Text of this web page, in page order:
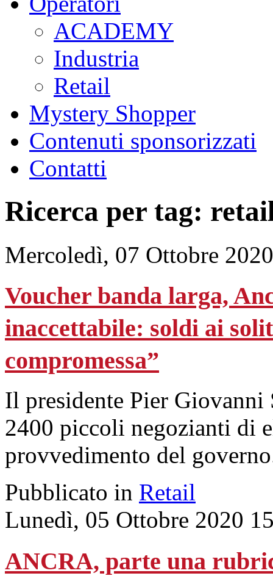
ACADEMY
Industria
Retail
Mystery Shopper
Contenuti sponsorizzati
Contatti
Ricerca per tag:
Mercoledì, 07 Ottobre
Voucher banda larga,
inaccettabile: soldi ai
compromessa”
Il presidente Pier Giovanni
2400 piccoli negozianti di
provvedimento del
Pubblicato in Retail
Lunedì, 05 Ottobre 2020
ANCRA, parte una